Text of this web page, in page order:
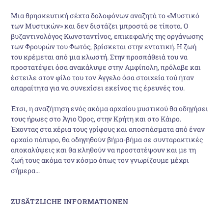
Μια θρησκευτική σέχτα δολοφόνων αναζητά το «Μυστικό
των Μυστικών» και δεν διστάζει μπροστά σε τίποτα. Ο
βυζαντινολόγος Κωνσταντίνος, επικεφαλής της οργάνωσης
των Φρουρών του Φωτός, βρίσκεται στην εντατική. Η ζωή
του κρέμεται από μια κλωστή. Στην προσπάθειά του να
προστατέψει όσα ανακάλυψε στην Αμφίπολη, πρόλαβε και
έστειλε στον φίλο του τον Άγγελο όσα στοιχεία τού ήταν
απαραίτητα για να συνεχίσει εκείνος τις έρευνές του.
Έτσι, η αναζήτηση ενός ακόμα αρχαίου μυστικού θα οδηγήσει
τους ήρωες στο Άγιο Όρος, στην Κρήτη και στο Κάιρο.
Έχοντας στα χέρια τους γρίφους και αποσπάσματα από έναν
αρχαίο πάπυρο, θα οδηγηθούν βήμα-βήμα σε συνταρακτικές
αποκαλύψεις και θα κληθούν να προστατέψουν και με τη
ζωή τους ακόμα τον κόσμο όπως τον γνωρίζουμε μέχρι
σήμερα…
ZUSÄTZLICHE INFORMATIONEN